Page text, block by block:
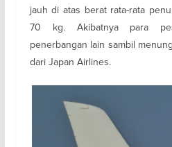
jauh di atas berat rata-rata
70 kg. Akibatnya para
penerbangan lain sambil
dari Japan Airlines.